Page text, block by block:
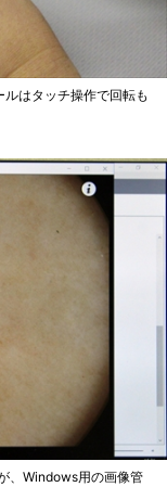
はタッチ操作で回転も
、Windows用の画像管